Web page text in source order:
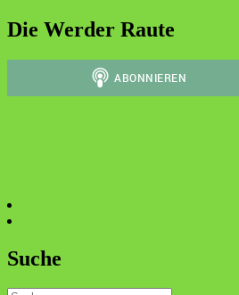
Die Werder Raute
Suche